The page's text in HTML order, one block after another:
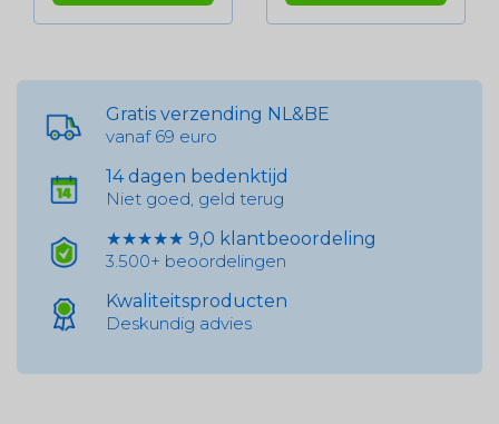
Gratis verzending NL&BE
vanaf 69 euro
14 dagen bedenktijd
Niet goed, geld terug
★★★★★ 9,0 klantbeoordeling
3.500+ beoordelingen
Kwaliteitsproducten
Deskundig advies